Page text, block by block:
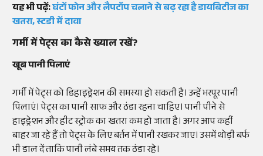
यह भी पढ़ें:घंटों फोन और लैपटॉप चलाने से बढ़ रहा है डायबिटीज का
खतरा, स्टडी में दावा
गर्मी में पेट्स का कैसे ख्याल रखें?
खूब पानी पिलाएं
गर्मी में पेट्स को डिहाइड्रेशन की समस्या हो सकती है। उन्हें भरपूर पानी
पिलाएं। पेट्स का पानी साफ और ठंडा रहना चाहिए। पानी पीने से
हाइड्रेशन और हीट स्ट्रोक का खतरा कम हो जाता है। अगर आप कहीं
बाहर जा रहे हैं तो पेट्स के लिए बर्तन में पानी रखकर जाए। उसमें थोड़ी बर्फ
भी डाल दें ताकि पानी लंबे समय तक ठंडा रहे।